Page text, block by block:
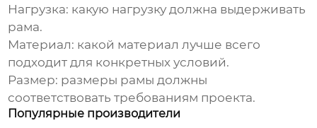
Нагрузка: какую нагрузку должна выдерживать
рама.
Материал: какой материал лучше всего
подходит для конкретных условий.
Размер: размеры рамы должны
соответствовать требованиям проекта.
Популярные производители